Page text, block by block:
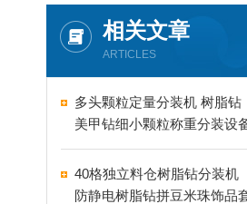
相关文章
ARTICLES
多头颗粒定量分装机 树脂钻
美甲钻细小颗粒称重分装设
支持24-60头定制
40格独立料仓树脂钻分装机
防静电树脂钻拼豆米珠饰品